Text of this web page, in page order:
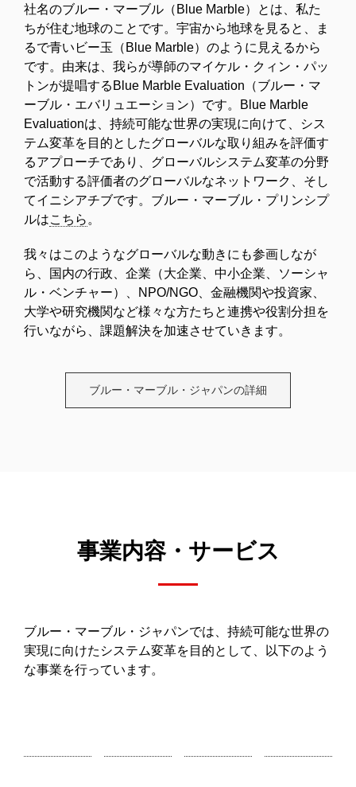
社名のブルー・マーブル（Blue Marble）とは、私た
ちが住む地球のことです。宇宙から地球を見ると、ま
るで青いビー玉（Blue Marble）のように見えるから
です。由来は、我らが導師のマイケル・クィン・パッ
トンが提唱するBlue Marble Evaluation（ブルー・マ
ーブル・エバリュエーション）です。Blue Marble
Evaluationは、持続可能な世界の実現に向けて、シス
テム変革を目的としたグローバルな取り組みを評価す
るアプローチであり、グローバルシステム変革の分野
で活動する評価者のグローバルなネットワーク、そし
てイニシアチブです。ブルー・マーブル・プリンシプ
ルはこちら。
我々はこのようなグローバルな動きにも参画しなが
ら、国内の行政、企業（大企業、中小企業、ソーシャ
ル・ベンチャー）、NPO/NGO、金融機関や投資家、
大学や研究機関など様々な方たちと連携や役割分担を
行いながら、課題解決を加速させていきます。
ブルー・マーブル・ジャパンの詳細
事業内容・サービス
ブルー・マーブル・ジャパンでは、持続可能な世界の
実現に向けたシステム変革を目的として、以下のよう
な事業を行っています。